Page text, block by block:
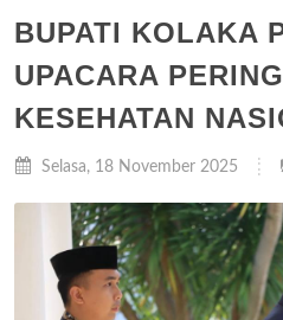
BUPATI KOLAKA
UPACARA
KESEHATAN
Selasa, 18 November 2025